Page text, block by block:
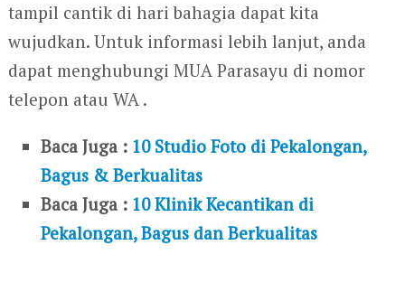
tampil cantik di hari bahagia dapat kita
wujudkan. Untuk informasi lebih lanjut, anda
dapat menghubungi MUA Parasayu di nomor
telepon atau WA .
Baca Juga : 10 Studio Foto di Pekalongan,
Bagus & Berkualitas
Baca Juga : 10 Klinik Kecantikan di
Pekalongan, Bagus dan Berkualitas